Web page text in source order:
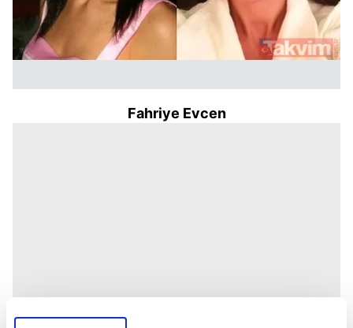
Fahriye Evcen